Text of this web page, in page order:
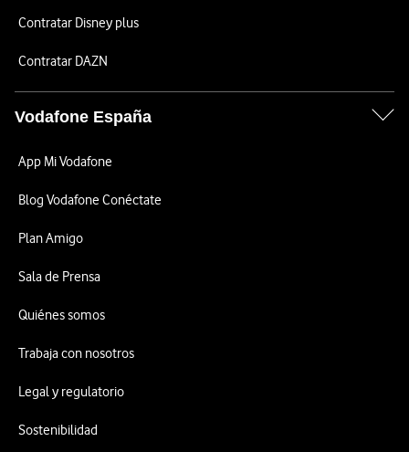
Contratar Disney plus
Contratar DAZN
Vodafone España
App Mi Vodafone
Blog Vodafone Conéctate
Plan Amigo
Sala de Prensa
Quiénes somos
Trabaja con nosotros
Legal y regulatorio
Sostenibilidad